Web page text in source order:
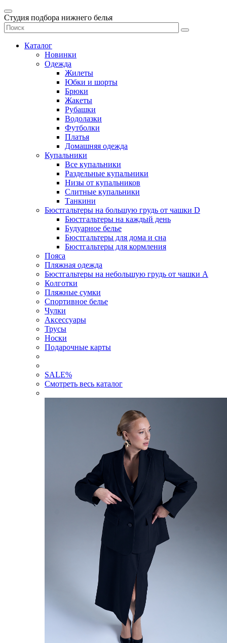
Студия подбора нижнего белья
Каталог
Новинки
Одежда
Жилеты
Юбки и шорты
Брюки
Жакеты
Рубашки
Водолазки
Футболки
Платья
Домашняя одежда
Купальники
Все купальники
Раздельные купальники
Низы от купальников
Слитные купальники
Танкини
Бюстгальтеры на большую грудь от чашки D
Бюстгальтеры на каждый день
Будуарное белье
Бюстгальтеры для дома и сна
Бюстгальтеры для кормления
Пояса
Пляжная одежда
Бюстгальтеры на небольшую грудь от чашки А
Колготки
Пляжные сумки
Спортивное белье
Чулки
Аксессуары
Трусы
Носки
Подарочные карты
SALE%
Смотреть весь каталог